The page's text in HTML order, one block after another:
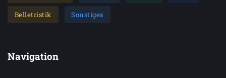
Belletristik Sonstiges
Navigation